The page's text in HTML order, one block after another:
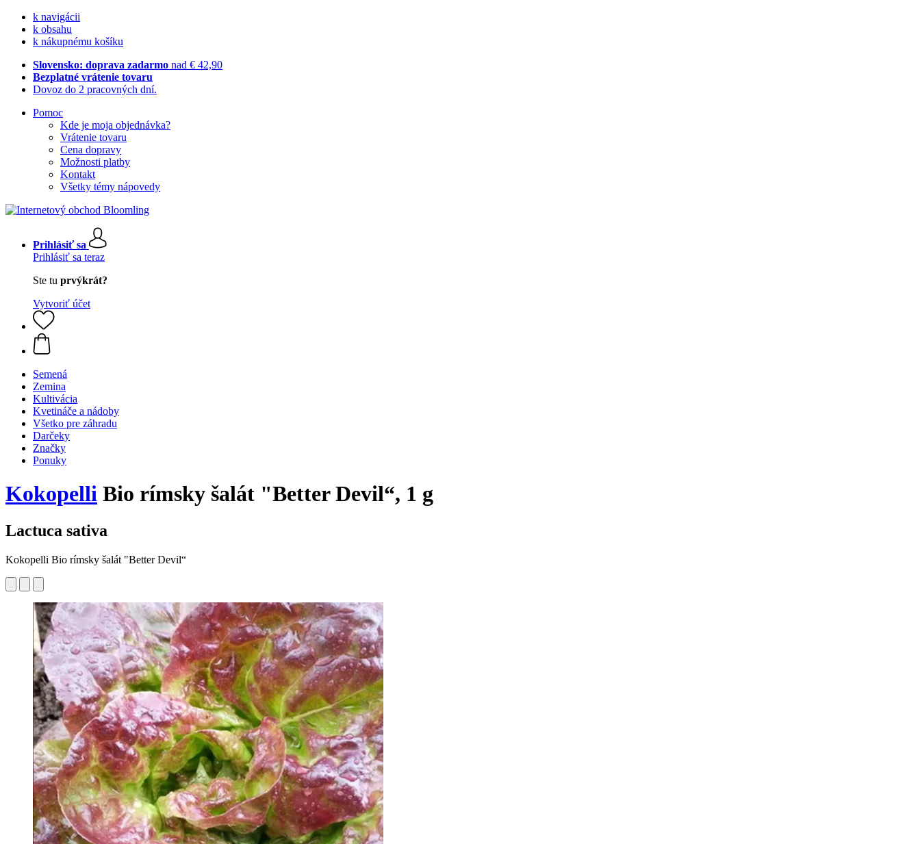
k navigácii
k obsahu
k nákupnému košíku
Slovensko: doprava zadarmo nad € 42,90
Bezplatné vrátenie tovaru
Dovoz do 2 pracovných dní.
Pomoc
Kde je moja objednávka?
Vrátenie tovaru
Cena dopravy
Možnosti platby
Kontakt
Všetky témy nápovedy
Prihlásiť sa
Prihlásiť sa teraz
Ste tu prvýkrát?
Vytvoriť účet
Semená
Zemina
Kultivácia
Kvetináče a nádoby
Všetko pre záhradu
Darčeky
Značky
Ponuky
Kokopelli Bio rímsky šalát "Better Devil“, 1 g
Lactuca sativa
Kokopelli Bio rímsky šalát "Better Devil“